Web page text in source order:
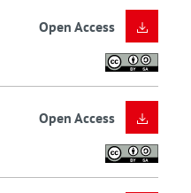
Open Access
Open Access